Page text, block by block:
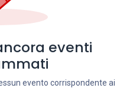
eventi
evento corrispondente ai